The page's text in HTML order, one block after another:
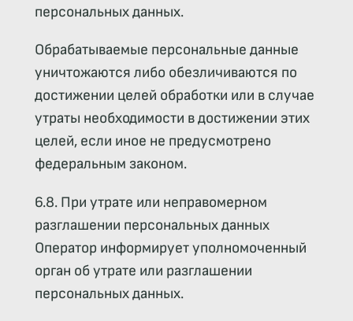
персональных данных.
Обрабатываемые персональные данные
уничтожаются либо обезличиваются по
достижении целей обработки или в случае
утраты необходимости в достижении этих
целей, если иное не предусмотрено
федеральным законом.
6.8. При утрате или неправомерном
разглашении персональных данных
Оператор информирует уполномоченный
орган об утрате или разглашении
персональных данных.